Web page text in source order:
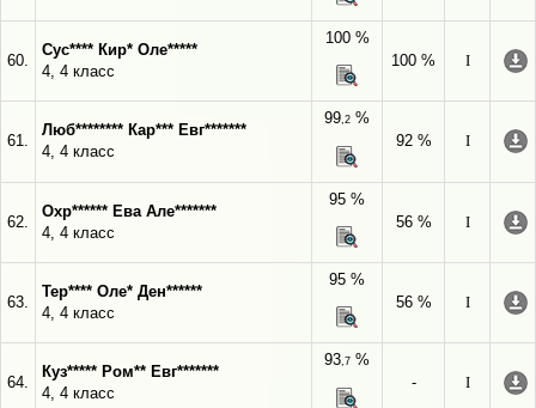
60.
Сус**** Кир* Оле*****
4, 4 класс
100 %
100 %
I
61.
Люб******** Кар*** Евг*******
4, 4 класс
99,2 %
92 %
I
62.
Охр****** Ева Але*******
4, 4 класс
95 %
56 %
I
63.
Тер**** Оле* Ден******
4, 4 класс
95 %
56 %
I
64.
Куз***** Ром** Евг*******
4, 4 класс
93,7 %
-
I